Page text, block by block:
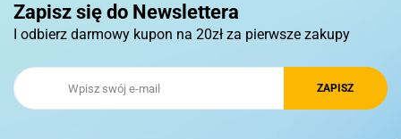
Royal Design
Zapisz się do Newslettera
I odbierz darmowy kupon na 20zł za pierwsze zakupy